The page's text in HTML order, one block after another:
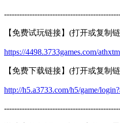
【免费试玩链接】(打开或复制
https://4498.3733games.com/
【免费下载链接】(打开或复制
http://h5.a3733.com/h5/game/